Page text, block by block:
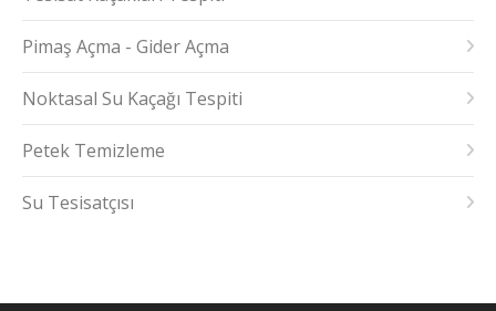
Pimaş Açma - Gider Açma
Noktasal Su Kaçağı Tespiti
Petek Temizleme
Su Tesisatçısı